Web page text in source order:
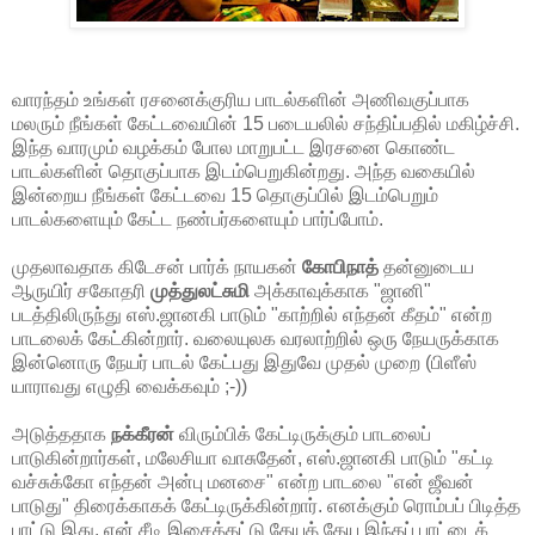
வாரந்தம் உங்கள் ரசனைக்குரிய பாடல்களின் அணிவகுப்பாக
மலரும் நீங்கள் கேட்டவையின் 15 படையலில் சந்திப்பதில் மகிழ்ச்சி.
இந்த வாரமும் வழக்கம் போல மாறுபட்ட இரசனை கொண்ட
பாடல்களின் தொகுப்பாக இடம்பெறுகின்றது. அந்த வகையில்
இன்றைய நீங்கள் கேட்டவை 15 தொகுப்பில் இடம்பெறும்
பாடல்களையும் கேட்ட நண்பர்களையும் பார்ப்போம்.
முதலாவதாக கிடேசன் பார்க் நாயகன் கோபிநாத் தன்னுடைய
ஆருயிர் சகோதரி முத்துலட்சுமி அக்காவுக்காக "ஜானி"
படத்திலிருந்து எஸ்.ஜானகி பாடும் "காற்றில் எந்தன் கீதம்" என்ற
பாடலைக் கேட்கின்றார். வலையுலக வரலாற்றில் ஒரு நேயருக்காக
இன்னொரு நேயர் பாடல் கேட்பது இதுவே முதல் முறை (பிளீஸ்
யாராவது எழுதி வைக்கவும் ;-))
அடுத்ததாக நக்கீரன் விரும்பிக் கேட்டிருக்கும் பாடலைப்
பாடுகின்றார்கள், மலேசியா வாசுதேன், எஸ்.ஜானகி பாடும் "கட்டி
வச்சுக்கோ எந்தன் அன்பு மனசை" என்ற பாடலை "என் ஜீவன்
பாடுது" திரைக்காகக் கேட்டிருக்கின்றார். எனக்கும் ரொம்பப் பிடித்த
பாட்டு இது, என் சீடி இசைத்தட்டு தேயத் தேய இந்தப் பாட்டைக்